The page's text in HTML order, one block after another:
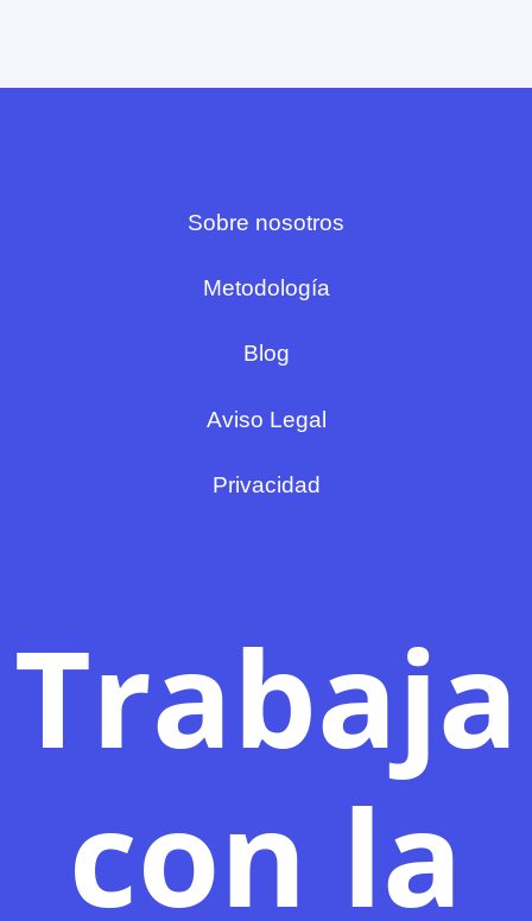
Sobre nosotros
Metodología
Blog
Aviso Legal
Privacidad
Trabaja
con la